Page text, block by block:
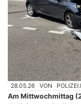
28.05.26 VON
Am Mittwochmittag